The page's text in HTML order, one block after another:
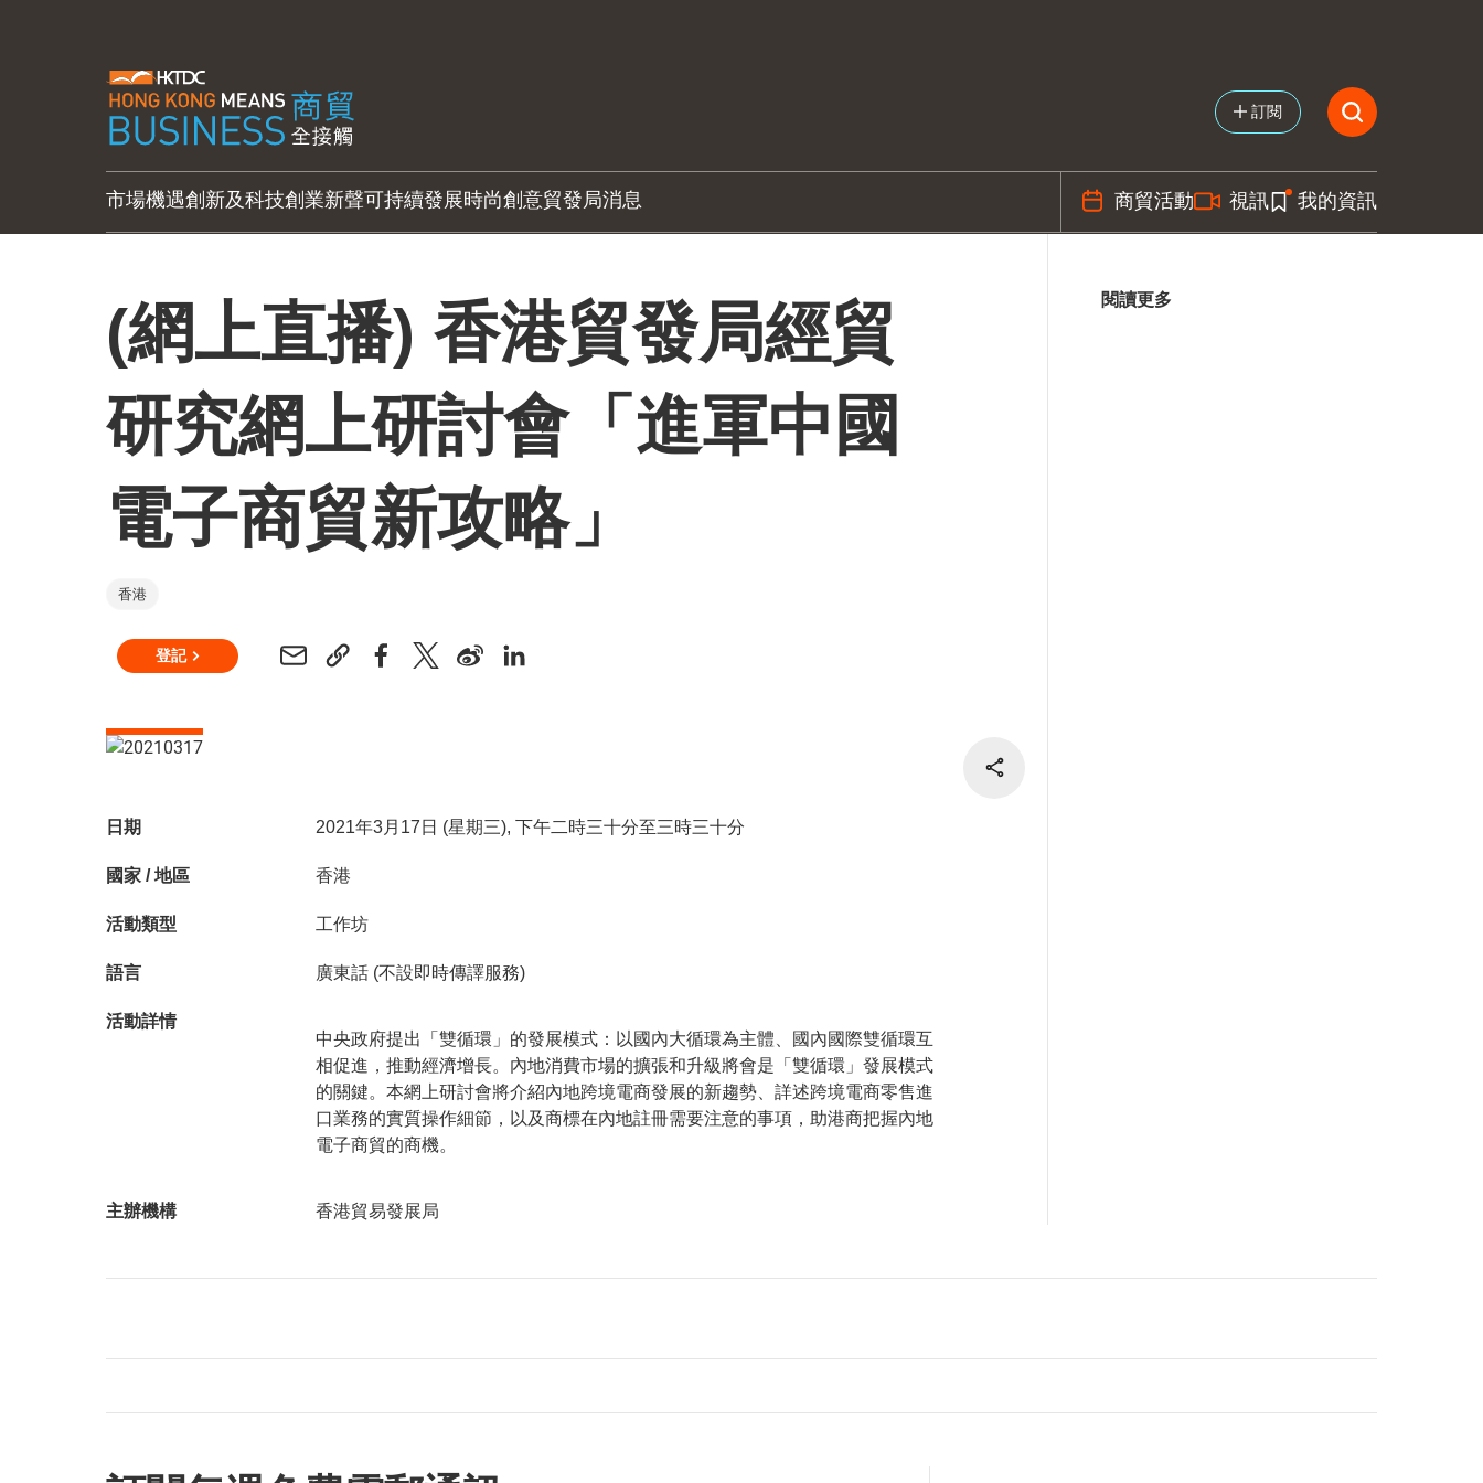
訂閱
市場機遇創新及科技創業新聲可持續發展時尚創意貿發局消息 商貿活動 視訊 我的資訊
(網上直播) 香港貿發局經貿
研究網上研討會「進軍中國
電子商貿新攻略」
香港
登記
日期 2021年3月17日 (星期三), 下午二時三十分至三時三十分
國家 / 地區 香港
活動類型 工作坊
語言 廣東話 (不設即時傳譯服務)
活動詳情
中央政府提出「雙循環」的發展模式：以國內大循環為主體、國內國際雙循環互
相促進，推動經濟增長。內地消費市場的擴張和升級將會是「雙循環」發展模式
的關鍵。本網上研討會將介紹內地跨境電商發展的新趨勢、詳述跨境電商零售進
口業務的實質操作細節，以及商標在內地註冊需要注意的事項，助港商把握內地
電子商貿的商機。
主辦機構 香港貿易發展局
閱讀更多